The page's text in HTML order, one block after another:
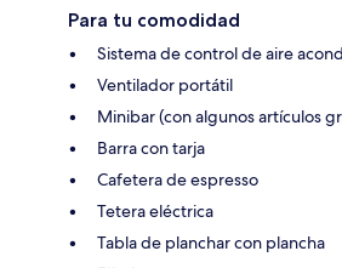
Para tu comodidad
Sistema de control de aire
Ventilador portátil
Minibar (con algunos artículos
Barra con tarja
Cafetera de espresso
Tetera eléctrica
Tabla de planchar con plancha